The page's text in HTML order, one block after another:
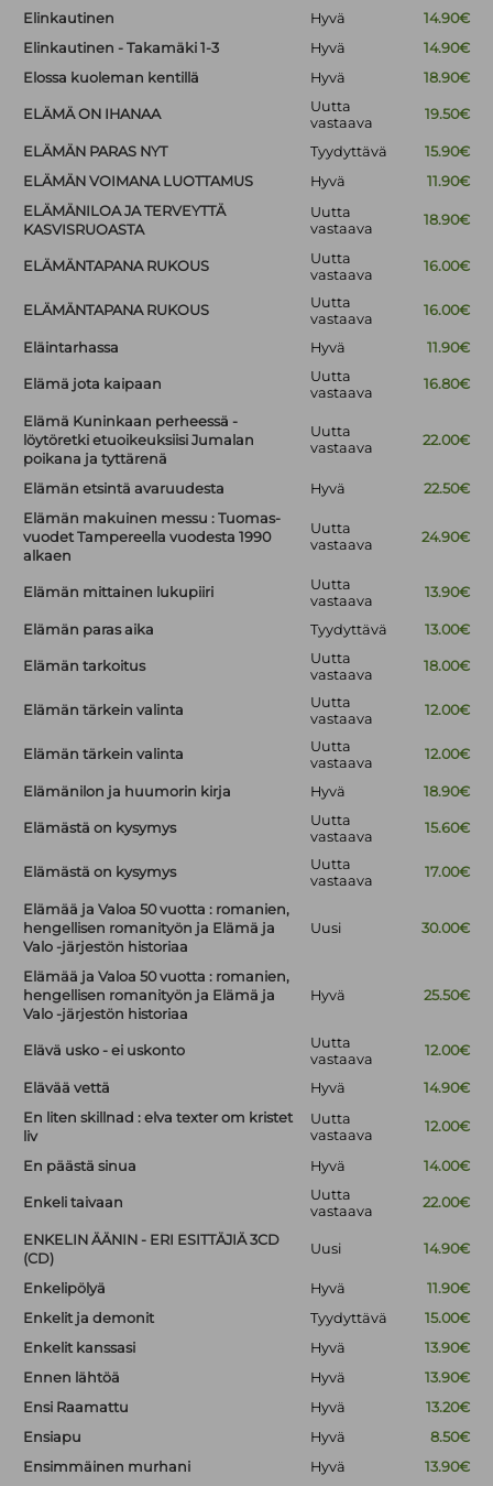
Elinkautinen Hyvä
14.90€
Elinkautinen - Takamäki 1-3
Hyvä
14.90€
Elossa kuoleman kentillä
Hyvä 18.90€
ELÄMÄ ON IHANAA
Uutta
vastaava
19.50€
ELÄMÄN PARAS NYT Tyydyttävä
15.90€
ELÄMÄN VOIMANA LUOTTAMUS
Hyvä
11.90€
ELÄMÄNILOA JA TERVEYTTÄ
KASVISRUOASTA
Uutta
vastaava
18.90€
ELÄMÄNTAPANA RUKOUS
Uutta
vastaava
16.00€
ELÄMÄNTAPANA RUKOUS
Uutta
vastaava
16.00€
Eläintarhassa Hyvä 11.90€
Elämä jota kaipaan
Uutta
vastaava
16.80€
Elämä Kuninkaan perheessä -
löytöretki etuoikeuksiisi Jumalan
poikana ja tyttärenä
Uutta
vastaava
22.00€
Elämän etsintä avaruudesta Hyvä
22.50€
Elämän makuinen messu : Tuomas-
vuodet Tampereella vuodesta 1990
alkaen
Uutta
vastaava
24.90€
Elämän mittainen lukupiiri
Uutta
vastaava
13.90€
Elämän paras aika Tyydyttävä 13.00€
Elämän tarkoitus
Uutta
vastaava
18.00€
Elämän tärkein valinta
Uutta
vastaava
12.00€
Elämän tärkein valinta
Uutta
vastaava
12.00€
Elämänilon ja huumorin kirja Hyvä 18.90€
Elämästä on kysymys
Uutta
vastaava
15.60€
Elämästä on kysymys
Uutta
vastaava
17.00€
Elämää ja Valoa 50 vuotta : romanien,
hengellisen romanityön ja Elämä ja
Valo -järjestön historiaa
Uusi 30.00€
Elämää ja Valoa 50 vuotta : romanien,
hengellisen romanityön ja Elämä ja
Valo -järjestön historiaa
Hyvä 25.50€
Elävä usko - ei uskonto
Uutta
vastaava
12.00€
Elävää vettä Hyvä
14.90€
En liten skillnad : elva texter om kristet
liv
Uutta
vastaava
12.00€
En päästä sinua Hyvä 14.00€
Enkeli taivaan
Uutta
vastaava
22.00€
ENKELIN ÄÄNIN - ERI ESITTÄJIÄ 3CD
(CD)
Uusi 14.90€
Enkelipölyä Hyvä
11.90€
Enkelit ja demonit
Tyydyttävä
15.00€
Enkelit kanssasi
Hyvä
13.90€
Ennen lähtöä
Hyvä
13.90€
Ensi Raamattu
Hyvä
13.20€
Ensiapu
Hyvä
8.50€
Ensimmäinen murhani
Hyvä 13.90€